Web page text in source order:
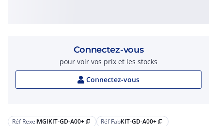
Réf RexelMGIKIT-GD-A00+ content_copy Réf FabKIT-GD-A00+ content_copy
Connectez-vous
pour voir vos prix et les stocks
Connectez-vous